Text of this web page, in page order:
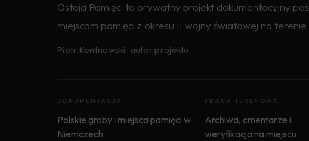
Ostoja Pamięci to prywatny projekt dokumentacyjny
miejscom pamięci z okresu II wojny światowej na terenie
Piotr Kentnowski · autor projektu
DOKUMENTACJA
Polskie groby i miejsca pamięci w
Niemczech
PRACA TERENOWA
Archiwa, cmentarze i
weryfikacja na miejscu